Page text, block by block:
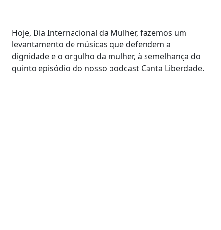
Hoje, Dia Internacional da Mulher, fazemos um
levantamento de músicas que defendem a
dignidade e o orgulho da mulher, à semelhança do
quinto episódio do nosso podcast Canta Liberdade.